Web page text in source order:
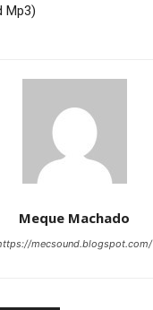
Mp3)
Meque Machado
mecsound.blogspot.com/